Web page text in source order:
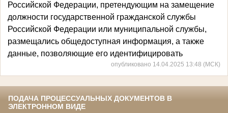
Российской Федерации, претендующим на замещение
должности государственной гражданской службы
Российской Федерации или муниципальной службы,
размещались общедоступная информация, а также
данные, позволяющие его идентифицировать
опубликовано 14.04.2025 13:48 (МСК)
ПОДАЧА ПРОЦЕССУАЛЬНЫХ ДОКУМЕНТОВ В
ЭЛЕКТРОННОМ ВИДЕ